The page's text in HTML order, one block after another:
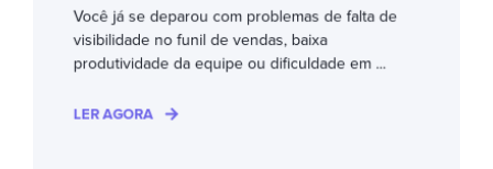
Você já se deparou com problemas de falta de
visibilidade no funil de vendas, baixa
produtividade da equipe ou dificuldade em ...
LER AGORA